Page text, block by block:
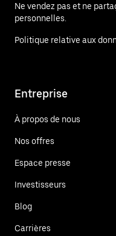
Ne vendez pas et ne
personnelles.
Politique relative aux
Entreprise
À propos de nous
Nos offres
Espace presse
Investisseurs
Blog
Carrières